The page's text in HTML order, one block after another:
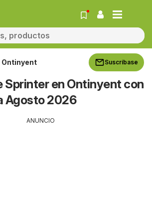
Suscríbase
Sprinter en Ontinyent con
Agosto 2026
ANUNCIO